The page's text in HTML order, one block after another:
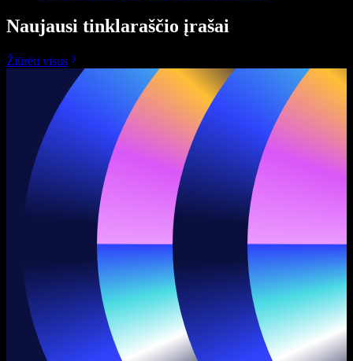
Naujausi tinklaraščio įrašai
Žiūrėti visus